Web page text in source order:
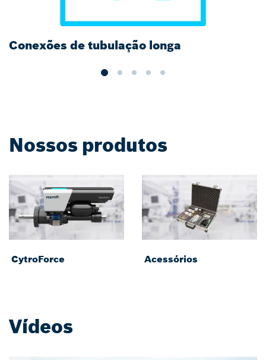
Conexões de tubulação longa
Nossos produtos
CytroForce Acessórios
Vídeos